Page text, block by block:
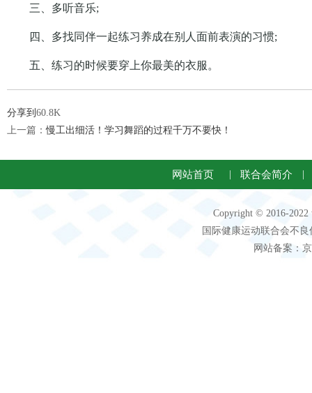
三、多听音乐;
四、多找同伴一起练习养成在别人面前表演的习惯;
五、练习的时候要穿上你最美的衣服。
分享到 60.8K
上一篇：慢工出细活！学习舞蹈的过程千万不要快！
网站首页 联合会简介
Copyright © 2016-
国际健康运动联合会不
网站备案：